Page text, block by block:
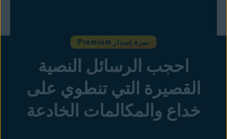
ميزة إصدار Premium
احجب الرسائل النصية
القصيرة التي تنطوي على
خداع والمكالمات الخادعة